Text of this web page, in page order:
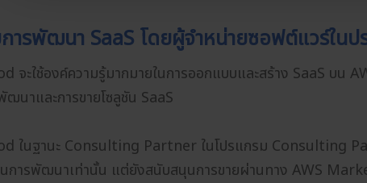
ารพัฒนา SaaS โดยผู้จำหน่ายซอฟต์แวร์ในป
จะใช้องค์ความรู้มากมายในการออกแบบและสร้าง SaaS บน
นาและการขายโซลูชัน SaaS
ในฐานะ Consulting Partner ในโปรแกรม Consulting
การพัฒนาเท่านั้น แต่ยังสนับสนุนการขายผ่านทาง AWS